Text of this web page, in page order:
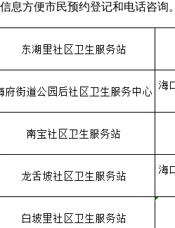
息方便市民预约登记和电话咨询。